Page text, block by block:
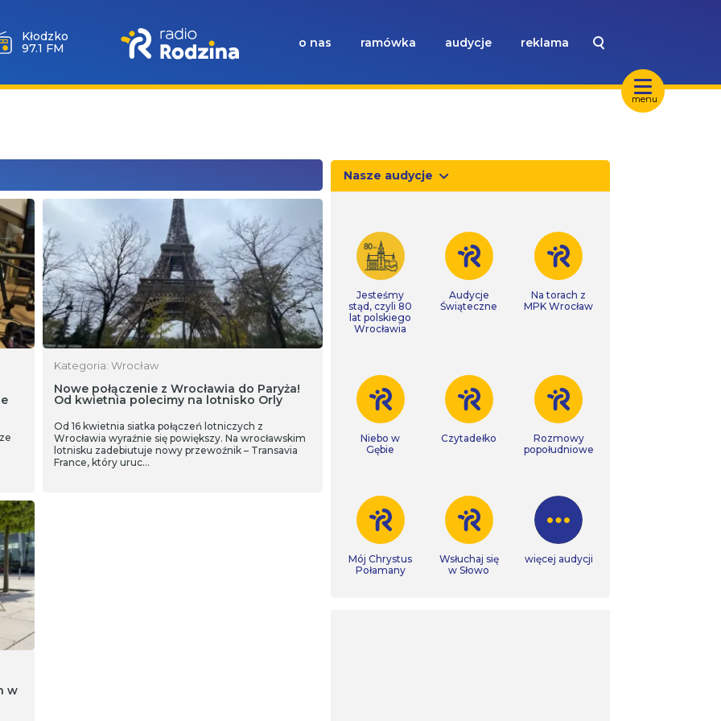
menu
Wołów
99.6 FM
o nas ramówka audycje reklama
Kategoria: Wrocław
Nowe połączenie z Wrocławia do Paryża!
Od kwietnia polecimy na lotnisko Orly
Od 16 kwietnia siatka połączeń lotniczych z
Wrocławia wyraźnie się powiększy. Na wrocławskim
lotnisku zadebiutuje nowy przewoźnik – Transavia
France, który uruc…
w
Nasze audycje
Jesteśmy
stąd, czyli 80
lat polskiego
Wrocławia
Audycje
Świąteczne
Na torach z
MPK Wrocław
Niebo w
Gębie
Czytadełko
Rozmowy
popołudniowe
Mój Chrystus
Połamany
Wsłuchaj się
w Słowo
więcej audycji